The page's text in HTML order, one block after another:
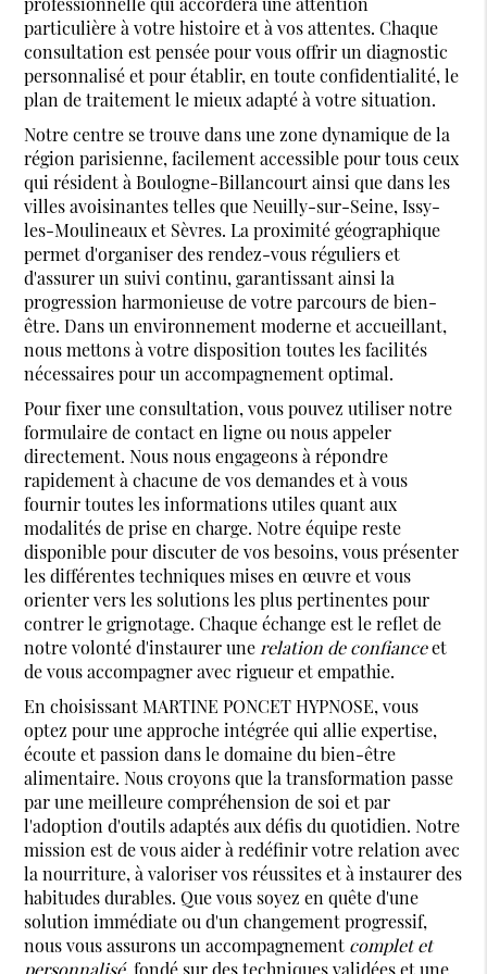
particulière à votre histoire et à vos attentes. Chaque
consultation est pensée pour vous offrir un diagnostic
personnalisé et pour établir, en toute confidentialité, le
plan de traitement le mieux adapté à votre situation.
Notre centre se trouve dans une zone dynamique de la
région parisienne, facilement accessible pour tous ceux
qui résident à Boulogne-Billancourt ainsi que dans les
villes avoisinantes telles que Neuilly-sur-Seine, Issy-
les-Moulineaux et Sèvres. La proximité géographique
permet d'organiser des rendez-vous réguliers et
d'assurer un suivi continu, garantissant ainsi la
progression harmonieuse de votre parcours de bien-
être. Dans un environnement moderne et accueillant,
nous mettons à votre disposition toutes les facilités
nécessaires pour un accompagnement optimal.
Pour fixer une consultation, vous pouvez utiliser notre
formulaire de contact en ligne ou nous appeler
directement. Nous nous engageons à répondre
rapidement à chacune de vos demandes et à vous
fournir toutes les informations utiles quant aux
modalités de prise en charge. Notre équipe reste
disponible pour discuter de vos besoins, vous présenter
les différentes techniques mises en œuvre et vous
orienter vers les solutions les plus pertinentes pour
contrer le grignotage. Chaque échange est le reflet de
notre volonté d'instaurer une relation de confianceet
de vous accompagner avec rigueur et empathie.
En choisissant MARTINE PONCET HYPNOSE, vous
optez pour une approche intégrée qui allie expertise,
écoute et passion dans le domaine du bien-être
alimentaire. Nous croyons que la transformation passe
par une meilleure compréhension de soi et par
l'adoption d'outils adaptés aux défis du quotidien. Notre
mission est de vous aider à redéfinir votre relation avec
la nourriture, à valoriser vos réussites et à instaurer des
habitudes durables. Que vous soyez en quête d'une
solution immédiate ou d'un changement progressif,
nous vous assurons un accompagnement complet et
personnalisé, fondé sur des techniques validées et une